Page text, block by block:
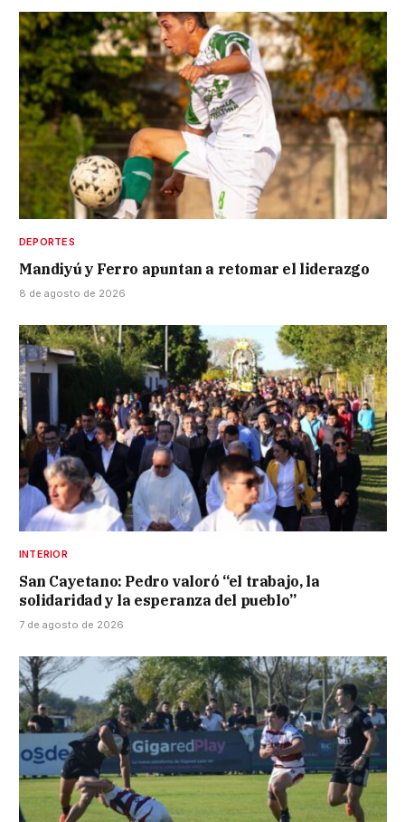
DEPORTES
Mandiyú y Ferro apuntan a retomar el liderazgo
8 de agosto de 2026
INTERIOR
San Cayetano: Pedro valoró “el trabajo, la
solidaridad y la esperanza del pueblo”
7 de agosto de 2026